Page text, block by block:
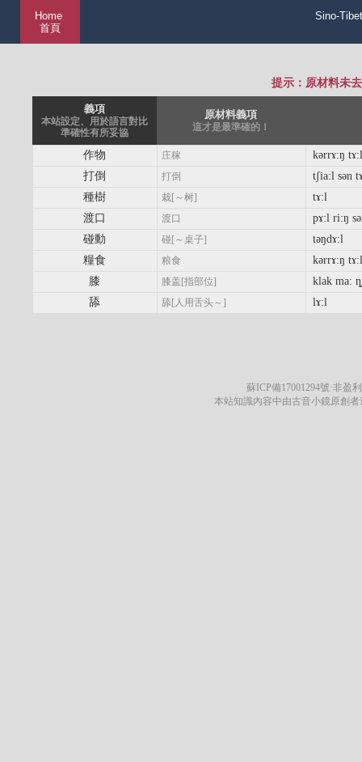
Home
首頁
Sino-
提示：原材料未
義項
本站設定、用於語言對比
準確性有所妥協
原材料義項
這才是最準確的！
作物 庄稼
kərrɤ:ŋ tɤ:l
打倒
打倒
tʃia:l sən
種樹
栽[～树]
tɤ:l
渡口
渡口
pɤ:l ri:ŋ
碰動
碰[～桌子]
təŋdɤ:l
糧食
粮食
kərrɤ:ŋ tɤ:l
膝
膝盖[指部位]
klak ma:
舔
舔[人用舌头～] lɤ:l
蘇ICP備17001294號·非盈
本站知識內容中由古音小鏡原創